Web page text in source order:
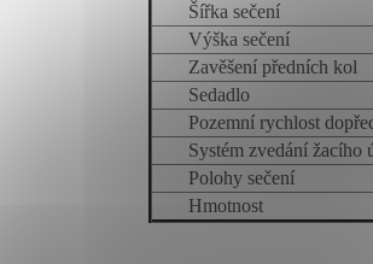
Šířka sečení
Výška sečení
Zavěšení předních kol
Sedadlo
Pozemní rychlost
Systém zvedání žacího
Polohy sečení
Hmotnost